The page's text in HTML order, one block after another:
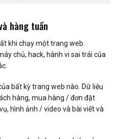
hàng tuần
khi chạy một trang web.
chủ, hack, hành vi sai trái của
bất kỳ trang web nào. Dữ liệu
hàng, mua hàng / đơn đặt
hình ảnh / video và bài viết và